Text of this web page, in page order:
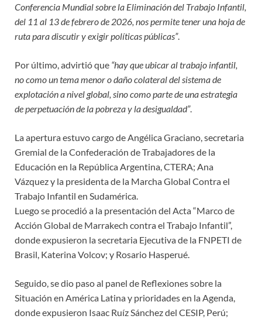
Conferencia Mundial sobre la Eliminación del Trabajo Infantil,
del 11 al 13 de febrero de 2026, nos permite tener una hoja de
ruta para discutir y exigir políticas públicas”.
Por último, advirtió que “hay que ubicar al trabajo infantil,
no como un tema menor o daño colateral del sistema de
explotación a nivel global, sino como parte de una estrategia
de perpetuación de la pobreza y la desigualdad”.
La apertura estuvo cargo de Angélica Graciano, secretaria
Gremial de la Confederación de Trabajadores de la
Educación en la República Argentina, CTERA; Ana
Vázquez y la presidenta de la Marcha Global Contra el
Trabajo Infantil en Sudamérica.
Luego se procedió a la presentación del Acta “Marco de
Acción Global de Marrakech contra el Trabajo Infantil”,
donde expusieron la secretaria Ejecutiva de la FNPETI de
Brasil, Katerina Volcov; y Rosario Hasperué.
Seguido, se dio paso al panel de Reflexiones sobre la
Situación en América Latina y prioridades en la Agenda,
donde expusieron Isaac Ruíz Sánchez del CESIP, Perú;